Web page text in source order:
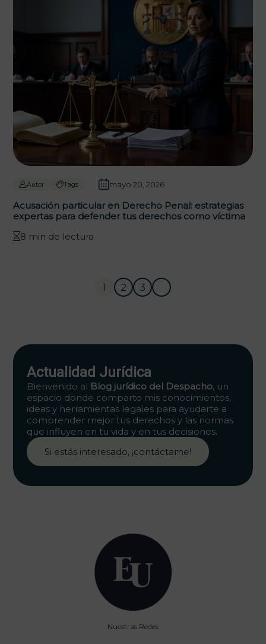
Autor Tags mayo 20, 2026
Acusación particular en Derecho Penal: estrategias
expertas para defender tus derechos como víctima
8 min de lectura
1 2 3
Actualidad Jurídica
Bienvenido al Blog jurídico del Despacho, un
espacio donde comparto mis conocimientos,
ideas y herramientas legales para ayudarte a
comprender mejor tus derechos y las normas
que influyen en tu vida y en tus decisiones.
Si estás interesado, ¡contáctame!
Nuestras Redes